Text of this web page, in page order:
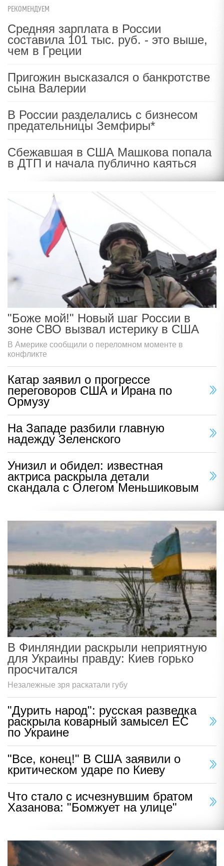
РЕКОМЕНДУЕМ
Средняя зарплата в России
составила 101 тыс. руб. - это выше,
чем в Греции
Пригожин высказался о банкротстве
сына Валерии
В России разделались с бизнесом
предательницы Земфиры*
Сбежавшая в США Машкова попала
в ДТП и начала публично каяться
"Боже мой!" Новый шаг России в
зоне СВО вызвал истерику в США
В Америке сообщили о переломном моменте в
конфликте
Катар заявил о прогрессе
переговоров США и Ирана по
Ормузу
На Западе разбили главную
надежду Зеленского
Унизил и обидел: известная
актриса раскрыла детали
скандала с Олегом Меньшиковым
В Финляндии раскрыли неприятную
для Украины правду: Киев горько
просчитался
Незалежные зря раскатали губу
"Дурить народ": русская разведка
раскрыла коварный замысел ЕС
по Украине
"Все, конец!" В США заявили о
критическом ударе по Киеву
Что стало с исчезнувшим братом
Хазанова: "Бомжует на улице"